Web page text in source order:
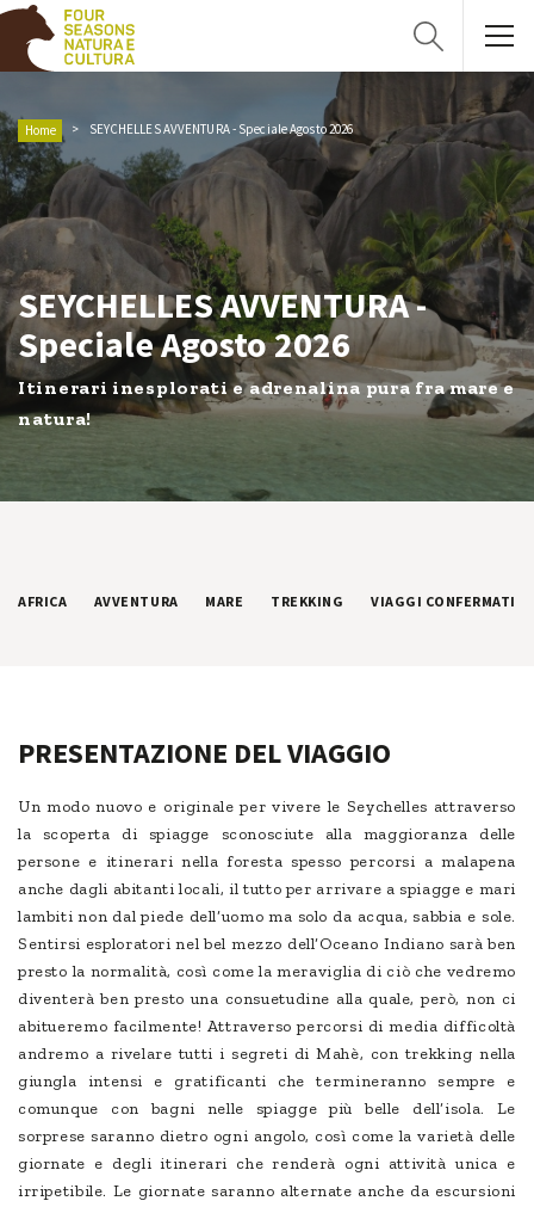
Home SEYCHELLES AVVENTURA - Speciale Agosto 2026
SEYCHELLES AVVENTURA -
Speciale Agosto 2026
Itinerari inesplorati e adrenalina pura fra mare e
natura!
AFRICA AVVENTURA MARE TREKKING VIAGGI CONFERMATI
PRESENTAZIONE DEL VIAGGIO
Un modo nuovo e originale per vivere le Seychelles attraverso
la scoperta di spiagge sconosciute alla maggioranza delle
persone e itinerari nella foresta spesso percorsi a malapena
anche dagli abitanti locali, il tutto per arrivare a spiagge e mari
lambiti non dal piede dell’uomo ma solo da acqua, sabbia e sole.
Sentirsi esploratori nel bel mezzo dell’Oceano Indiano sarà ben
presto la normalità, così come la meraviglia di ciò che vedremo
diventerà ben presto una consuetudine alla quale, però, non ci
abitueremo facilmente! Attraverso percorsi di media difficoltà
andremo a rivelare tutti i segreti di Mahè, con trekking nella
giungla intensi e gratificanti che termineranno sempre e
comunque con bagni nelle spiagge più belle dell’isola. Le
sorprese saranno dietro ogni angolo, così come la varietà delle
giornate e degli itinerari che renderà ogni attività unica e
irripetibile. Le giornate saranno alternate anche da escursioni